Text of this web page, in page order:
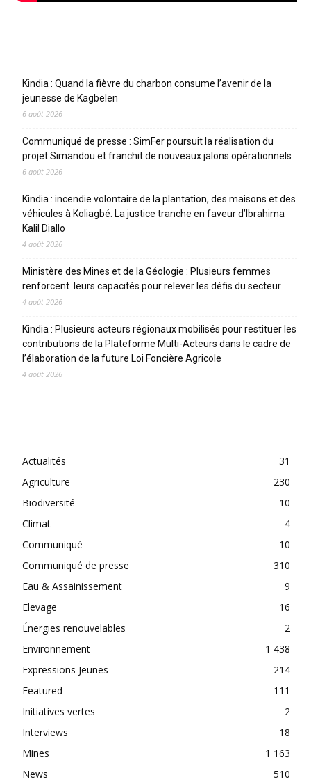
Kindia : Quand la fièvre du charbon consume l’avenir de la
jeunesse de Kagbelen
6 août 2026
Communiqué de presse : SimFer poursuit la réalisation du
projet Simandou et franchit de nouveaux jalons opérationnels
6 août 2026
Kindia : incendie volontaire de la plantation, des maisons et des
véhicules à Koliagbé. La justice tranche en faveur d’Ibrahima
Kalil Diallo
4 août 2026
Ministère des Mines et de la Géologie : Plusieurs femmes
renforcent leurs capacités pour relever les défis du secteur
4 août 2026
Kindia : Plusieurs acteurs régionaux mobilisés pour restituer les
contributions de la Plateforme Multi-Acteurs dans le cadre de
l’élaboration de la future Loi Foncière Agricole
4 août 2026
Actualités
31
Agriculture
230
Biodiversité
10
Climat
4
Communiqué
10
Communiqué de presse
310
Eau & Assainissement
9
Elevage
16
Énergies renouvelables
2
Environnement
1 438
Expressions Jeunes
214
Featured
111
Initiatives vertes
2
Interviews
18
Mines
1 163
News
510